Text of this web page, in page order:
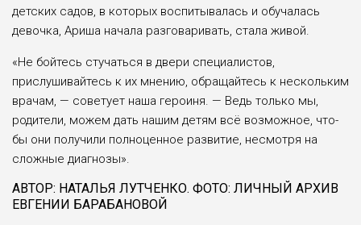
детских са­дов, в которых воспитывалась и об­учалась
девочка, Ариша начала раз­говаривать, стала живой.
«Не бойтесь стучаться в двери спе­циалистов,
прислушивайтесь к их мнению, обращайтесь к нескольким
врачам, — советует наша героиня. — Ведь только мы,
родители, можем дать нашим детям всё возможное, что­
бы они получили полноценное разви­тие, несмотря на
сложные диагнозы».
АВТОР: НАТАЛЬЯ ЛУТЧЕНКО. ФОТО: ЛИЧНЫЙ АРХИВ
ЕВГЕНИИ БАРАБАНОВОЙ